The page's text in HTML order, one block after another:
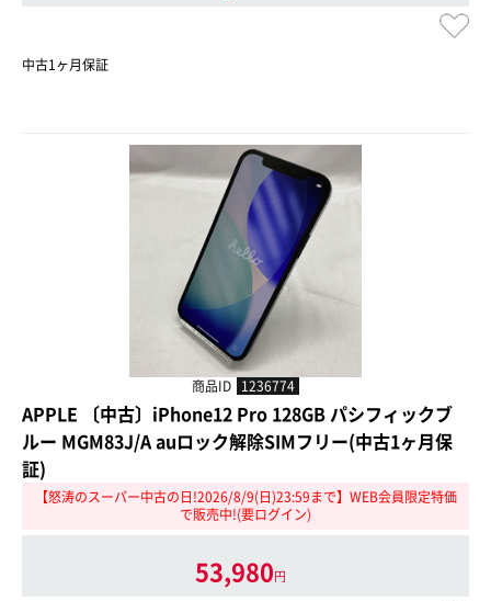
中古1ヶ月保証
商品ID 1236774
APPLE 〔中古〕iPhone12 Pro 128GB パシフィックブ
ルー MGM83J/A auロック解除SIMフリー(中古1ヶ月保
証)
【怒涛のスーパー中古の日!2026/8/9(日)23:59まで】WEB会員限定特価
で販売中!(要ログイン)
53,980円